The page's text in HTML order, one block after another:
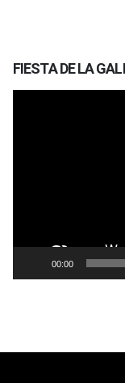
FIESTA DE LA
00:00